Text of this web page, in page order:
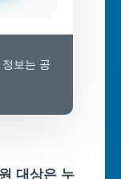
보는 공
대상은 누